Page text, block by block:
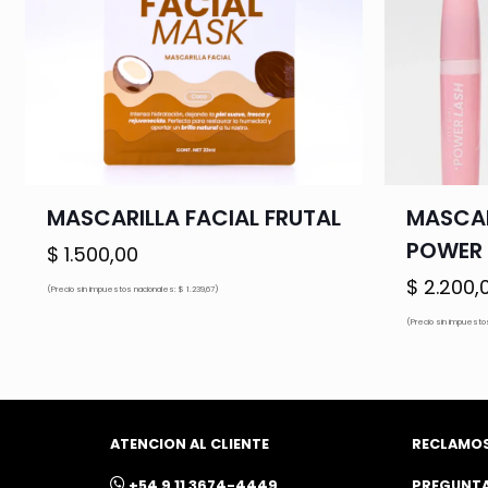
MASCARILLA FACIAL FRUTAL
$ 1.500,00
(Precio sin impuestos nacionales: $ 1.239,67) $
(Precio sin
ATENCION AL CLIENTE